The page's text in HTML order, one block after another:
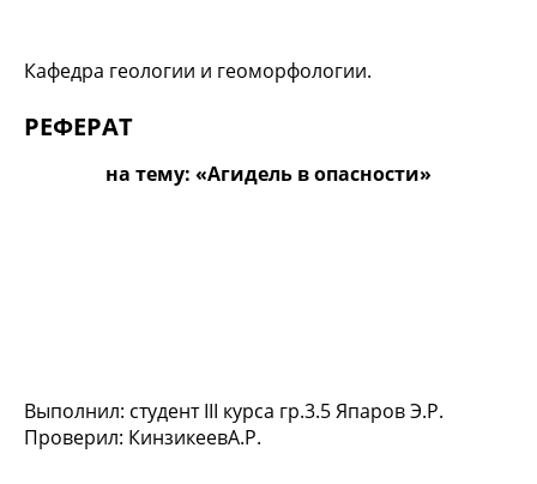
Кафедра геологии и геоморфологии.
РЕФЕРАТ
на тему: «Агидель в опасности»
Выполнил: студент III курса гр.3.5 Япаров Э.Р.
Проверил: КинзикеевА.Р.